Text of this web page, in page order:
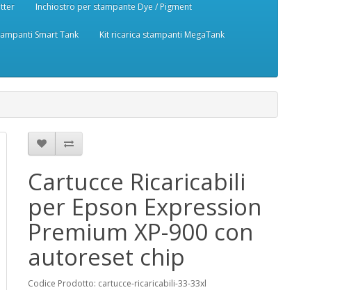
Inchiostro per stampante Dye / Pigment
Smart Tank Kit ricarica stampanti MegaTank
Cartucce Ricaricabili
per Epson Expression
Premium XP-900 con
autoreset chip
Codice Prodotto: cartucce-ricaricabili-33-33xl